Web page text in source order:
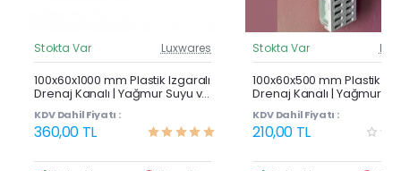
Güncel Fiyat
Çok Satan
Stokta Var Luxwares
100x60x1000 mm Plastik Izgaralı
Drenaj Kanalı | Yağmur Suyu ve
Havuz Kenarı Oluğu
KDV Dahil Fiyatı :
360,00 TL
Stokta Var
100x60x500 mm Plastik
Drenaj Kanalı | Yağmur
Havuz Kenarı Oluğu
KDV Dahil Fiyatı :
210,00 TL